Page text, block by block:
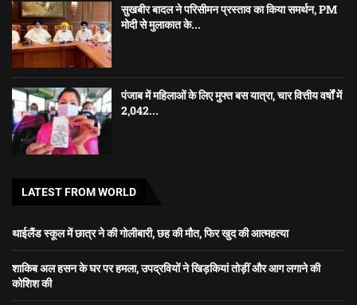
सुखबीर बादल ने परिसीमन प्रस्ताव का किया समर्थन, PM
मोदी से मुलाकात के...
पंजाब में महिलाओं के लिए मुफ्त बस यात्रा, चार वित्तीय वर्षों में
2,042...
LATEST FROM WORLD
थाईलैंड स्कूल में छात्र ने की गोलीबारी, छह की मौत, फिर खुद की आत्महत्या
शाकिब अल हसन के घर पर हमला, उपद्रवियों ने खिड़कियां तोड़ीं और आग लगाने की
कोशिश की